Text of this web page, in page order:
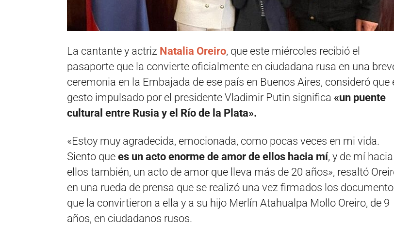
La cantante y actriz Natalia Oreiro, que este miércoles recibió el
pasaporte que la convierte oficialmente en ciudadana rusa en una
ceremonia en la Embajada de ese país en Buenos Aires, consideró que
gesto impulsado por el presidente Vladimir Putin significa «un puente
cultural entre Rusia y el Río de la Plata».
«Estoy muy agradecida, emocionada, como pocas veces en mi vida.
Siento que es un acto enorme de amor de ellos hacia mí, y de mí hacia
ellos también, un acto de amor que lleva más de 20 años», resaltó
en una rueda de prensa que se realizó una vez firmados los
que la convirtieron a ella y a su hijo Merlín Atahualpa Mollo Oreiro, de 9
años, en ciudadanos rusos.